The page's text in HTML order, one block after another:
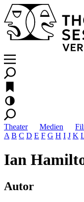
Theater Medien
A B C D E F G H I J K
Ian
Autor